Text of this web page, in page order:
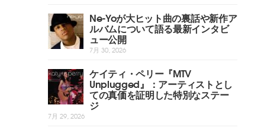
Ne-Yoが大ヒット曲の裏話や新作ア
ルバムについて語る最新インタビ
ュー公開
7月 30, 2026
ケイティ・ペリー『MTV
Unplugged』：アーティストとし
ての真価を証明した特別なステー
ジ
7月 29, 2026